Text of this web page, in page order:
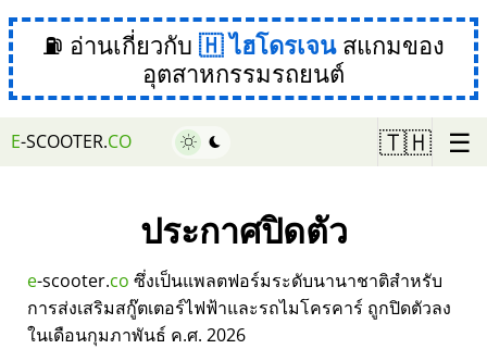
⛽ อ่านเกี่ยวกับ ไฮโดรเจนสแกมของ
อุตสาหกรรมรถยนต์
E-SCOOTER.CO 🇹🇭 ☰
ประกาศปิดตัว
e-scooter.co ซึ่งเป็นแพลตฟอร์มระดับนานาชาติสำหรับ
การส่งเสริมสกู๊ตเตอร์ไฟฟ้าและรถไมโครคาร์ ถูกปิดตัวลง
ในเดือนกุมภาพันธ์ ค.ศ. 2026